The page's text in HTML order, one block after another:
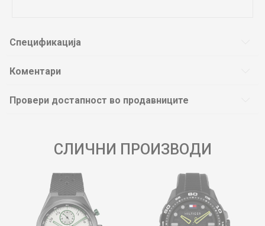
Спецификација
Коментари
Провери достапност во продавниците
СЛИЧНИ ПРОИЗВОДИ